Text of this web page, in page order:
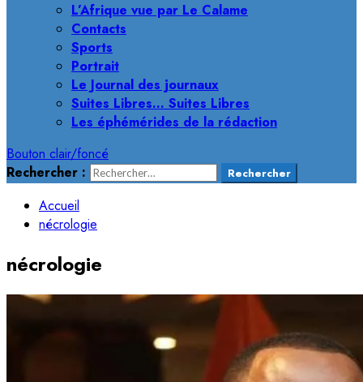
L’Afrique vue par Le Calame
Contacts
Sports
Portrait
Le Journal des journaux
Suites Libres… Suites Libres
Les éphémérides de la rédaction
Bouton clair/foncé
Rechercher :
Accueil
nécrologie
nécrologie